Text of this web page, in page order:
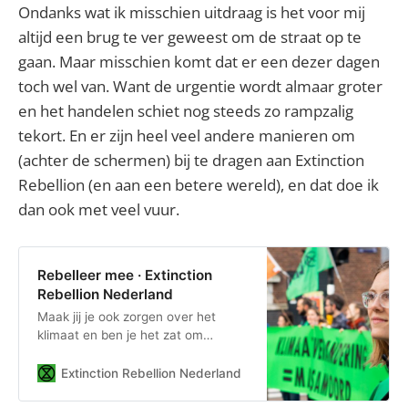
Ondanks wat ik misschien uitdraag is het voor mij
altijd een brug te ver geweest om de straat op te
gaan. Maar misschien komt dat er een dezer dagen
toch wel van. Want de urgentie wordt almaar groter
en het handelen schiet nog steeds zo rampzalig
tekort. En er zijn heel veel andere manieren om
(achter de schermen) bij te dragen aan Extinction
Rebellion (en aan een betere wereld), en dat doe ik
dan ook met veel vuur.
Rebelleer mee · Extinction
Rebellion Nederland
Maak jij je ook zorgen over het
klimaat en ben je het zat om
dan aan bij de duizenden mensen
Extinction Rebellion Nederland